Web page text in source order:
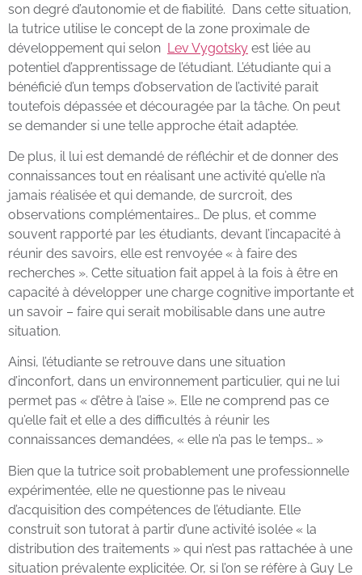
son degré d’autonomie et de fiabilité. Dans cette situation,
la tutrice utilise le concept de la zone proximale de
développement qui selon Lev Vygotsky est liée au
potentiel d’apprentissage de l’étudiant. L’étudiante qui a
bénéficié d’un temps d’observation de l’activité parait
toutefois dépassée et découragée par la tâche. On peut
se demander si une telle approche était adaptée.
De plus, il lui est demandé de réfléchir et de donner des
connaissances tout en réalisant une activité qu’elle n’a
jamais réalisée et qui demande, de surcroit, des
observations complémentaires… De plus, et comme
souvent rapporté par les étudiants, devant l’incapacité à
réunir des savoirs, elle est renvoyée « à faire des
recherches ». Cette situation fait appel à la fois à être en
capacité à développer une charge cognitive importante et
un savoir – faire qui serait mobilisable dans une autre
situation.
Ainsi, l’étudiante se retrouve dans une situation
d’inconfort, dans un environnement particulier, qui ne lui
permet pas « d’être à l’aise ». Elle ne comprend pas ce
qu’elle fait et elle a des difficultés à réunir les
connaissances demandées, « elle n’a pas le temps… »
Bien que la tutrice soit probablement une professionnelle
expérimentée, elle ne questionne pas le niveau
d’acquisition des compétences de l’étudiante. Elle
construit son tutorat à partir d’une activité isolée « la
distribution des traitements » qui n’est pas rattachée à une
situation prévalente explicitée. Or, si l’on se réfère à Guy Le